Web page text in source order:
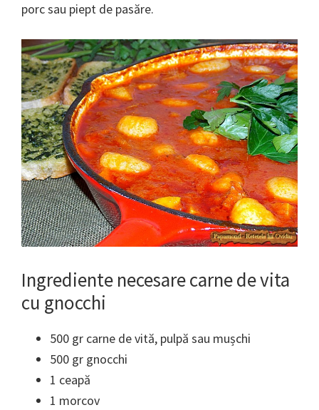
porc sau piept de pasăre.
Ingrediente necesare carne de vita
cu gnocchi
500 gr carne de vită, pulpă sau mușchi
500 gr gnocchi
1 ceapă
1 morcov